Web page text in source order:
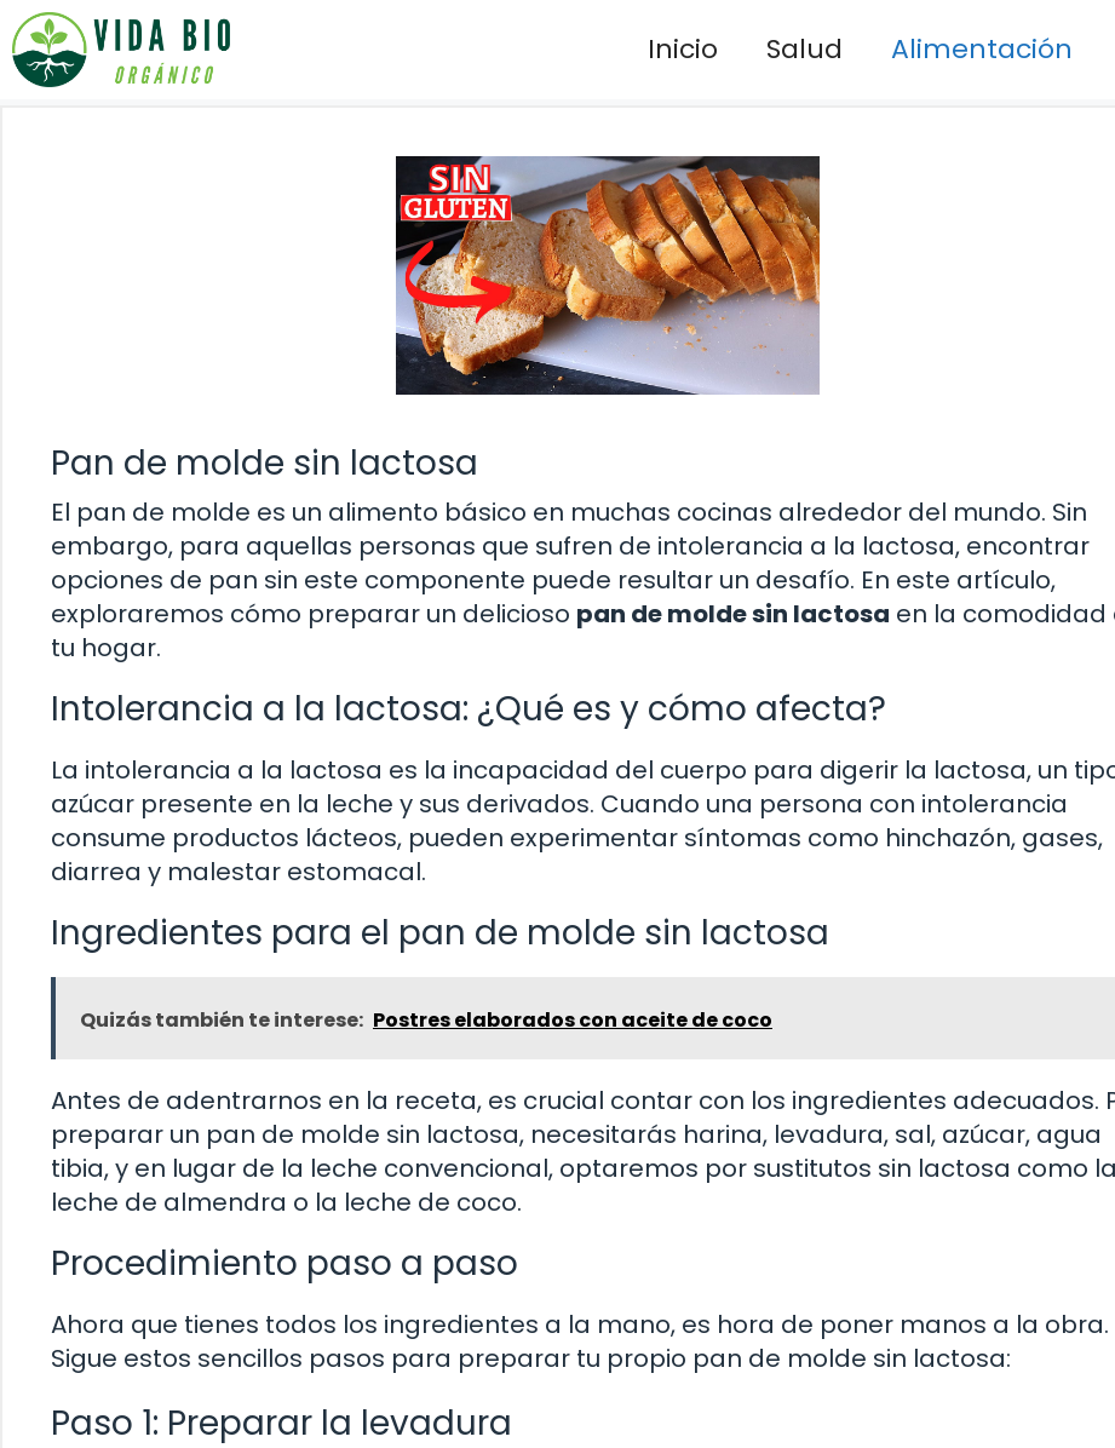
Saltar
al
contenido
Inicio Salud Alimentación
Pan de molde sin lactosa
El pan de molde es un alimento básico en muchas cocinas alrededor del mundo. Sin
embargo, para aquellas personas que sufren de intolerancia a la lactosa, encontrar
opciones de pan sin este componente puede resultar un desafío. En este artículo,
exploraremos cómo preparar un delicioso pan de molde sin lactosa en la comodidad
tu hogar.
Intolerancia a la lactosa: ¿Qué es y cómo afecta?
La intolerancia a la lactosa es la incapacidad del cuerpo para digerir la lactosa, un
azúcar presente en la leche y sus derivados. Cuando una persona con intolerancia
consume productos lácteos, pueden experimentar síntomas como hinchazón, gases,
diarrea y malestar estomacal.
Ingredientes para el pan de molde sin lactosa
Quizás también te interese: Postres elaborados con aceite de coco
Antes de adentrarnos en la receta, es crucial contar con los ingredientes adecuados.
preparar un pan de molde sin lactosa, necesitarás harina, levadura, sal, azúcar, agua
tibia, y en lugar de la leche convencional, optaremos por sustitutos sin lactosa como la
leche de almendra o la leche de coco.
Procedimiento paso a paso
Ahora que tienes todos los ingredientes a la mano, es hora de poner manos a la obra.
Sigue estos sencillos pasos para preparar tu propio pan de molde sin lactosa:
Paso 1: Preparar la levadura